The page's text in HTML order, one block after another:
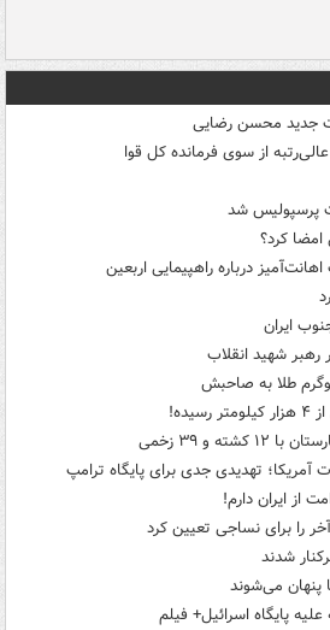
جدید محسن رضایی
از سوی فرمانده کل قوا
پرسپولیس شد
کرد؟
درباره راهپیمایی اربعین
ایران
شهید انقلاب
طلا به صاحبش
و ۳۹ زخمی
آمریکا؛ تهدیدی جدی برای پایگاه ترامپ
از ایران دارم!
را برای نساجی تعیین کرد
پنهان می‌شوند
پایگاه اسرائیل+ فیلم